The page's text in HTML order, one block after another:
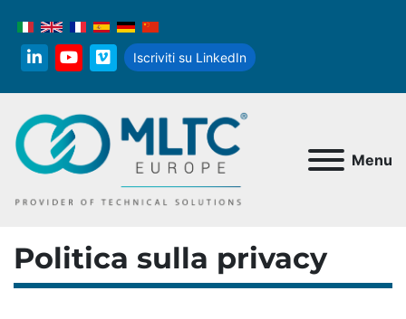
linkedinyoutube
vimeo
Iscriviti su LinkedIn
Menu
Politica sulla privacy